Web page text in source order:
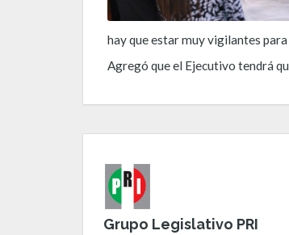
hay que estar muy vigilantes para
Agregó que el Ejecutivo tendrá
Grupo Legislativo PRI